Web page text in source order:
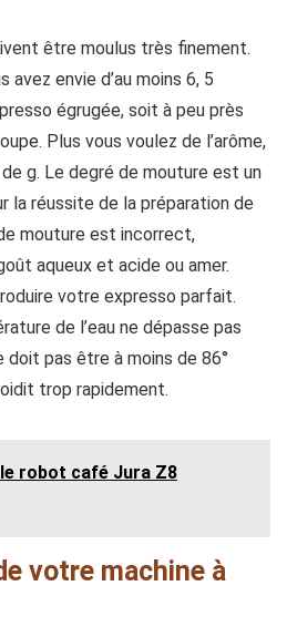
être moulus très finement.
avez envie d’au moins 6, 5
égrugée, soit à peu près
Plus vous voulez de l’arôme,
g. Le degré de mouture est un
la réussite de la préparation de
mouture est incorrect,
aqueux et acide ou amer.
votre expresso parfait.
de l’eau ne dépasse pas
doit pas être à moins de 86°
trop rapidement.
robot café Jura Z8
votre machine à